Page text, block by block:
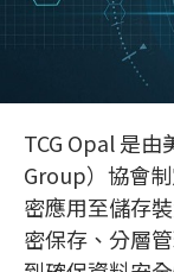
TCG Opal 是
Group）協會
密應用至儲存
密保存、分層